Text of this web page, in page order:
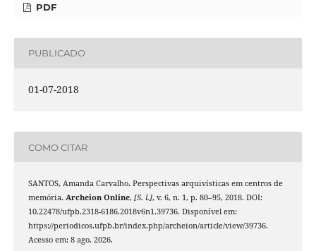
PDF
PUBLICADO
01-07-2018
COMO CITAR
SANTOS, Amanda Carvalho. Perspectivas arquivísticas em centros de
memória. Archeion Online, [S. l.], v. 6, n. 1, p. 80–95, 2018. DOI:
10.22478/ufpb.2318-6186.2018v6n1.39736. Disponível em:
https://periodicos.ufpb.br/index.php/archeion/article/view/39736.
Acesso em: 8 ago. 2026.